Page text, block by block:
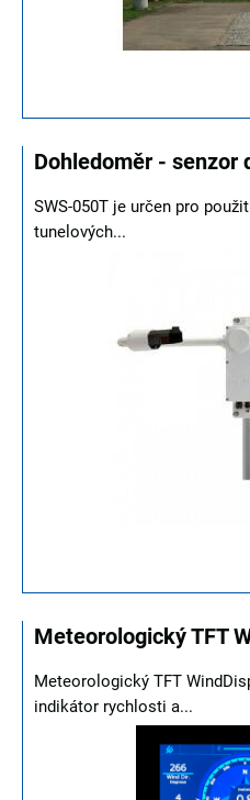
Dohledoměr - senzor
SWS-050T je určen pro
tunelových...
Meteorologický TFT
Meteorologický TFT
indikátor rychlosti a...